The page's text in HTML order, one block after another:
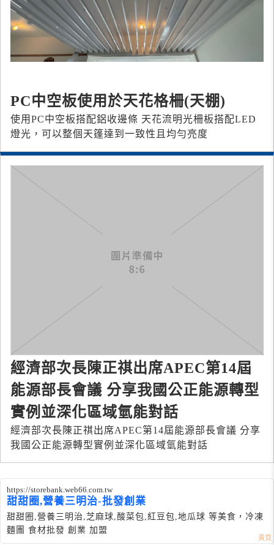
PC中空板使用於天花格柵(天棚)
使用PC中空板搭配鋁收邊條 天花流明光柵板 搭配LED
燈光，可以整個天篷達到一致性且均勻亮度
經濟部次長陳正祺出席APEC第14屆
能源部長會議 分享我國公正能源轉型
實例並深化區域氫能對話
經濟部次長陳正祺出席APEC第14屆能源部長會議 分享
我國公正能源轉型實例並深化區域氫能對話
https://storebank.web66.com.tw
甜甜圈,營養三明治-批發創業
甜甜圈,營養三明治,芝麻球,酸菜包,紅豆包,地瓜球 等美食，冷凍
麵團 食材批發 創業 加盟